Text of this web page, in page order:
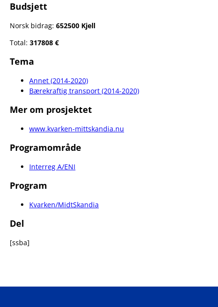
Budsjett
Norsk bidrag: 652500 Kjell
Total: 317808 €
Tema
Annet (2014-2020)
Bærekraftig transport (2014-2020)
Mer om prosjektet
www.kvarken-mittskandia.nu
Programområde
Interreg A/ENI
Program
Kvarken/MidtSkandia
Del
[ssba]